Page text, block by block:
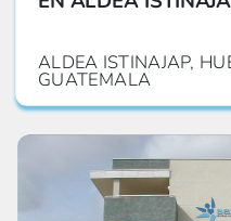
ALDEA ISTINAJAP,
GUATEMALA